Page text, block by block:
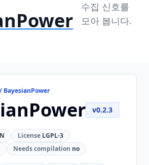
수집 신호를
모아 봅니다.
BayesianPower
v0.2.3
License LGPL-3
Needs compilation no